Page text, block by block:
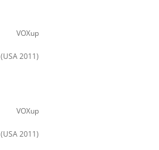
VOXup
(USA 2011)
VOXup
(USA 2011)